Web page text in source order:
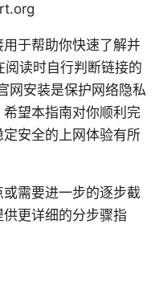
于帮助你快速了解并
读时自行判断链接的
网安装是保护网络隐私
望本指南对你顺利完
安全的上网体验有所
需要进一步的逐步截
更详细的分步骤指